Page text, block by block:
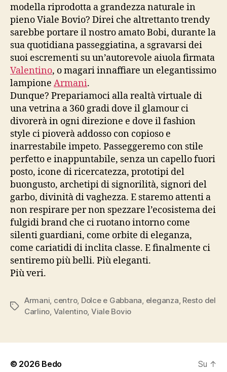
modella riprodotta a grandezza naturale in
pieno Viale Bovio? Direi che altrettanto trendy
sarebbe portare il nostro amato Bobi, durante la
sua quotidiana passeggiatina, a sgravarsi dei
suoi escrementi su un’autorevole aiuola firmata
Valentino, o magari innaffiare un elegantissimo
lampione Armani.
Dunque? Prepariamoci alla realtà virtuale di
una vetrina a 360 gradi dove il glamour ci
divorerà in ogni direzione e dove il fashion
style ci pioverà addosso con copioso e
inarrestabile impeto. Passeggeremo con stile
perfetto e inappuntabile, senza un capello fuori
posto, icone di ricercatezza, prototipi del
buongusto, archetipi di signorilità, signori del
garbo, divinità di vaghezza. E staremo attenti a
non respirare per non spezzare l’ecosistema dei
fulgidi brand che ci ruotano intorno come
silenti guardiani, come orbite di eleganza,
come cariatidi di inclita classe. E finalmente ci
sentiremo più belli. Più eleganti.
Più veri.
Tag
Armani centro, Dolce e Gabbana eleganza Resto del
Carlino Valentino, Viale Bovio
© 2026 Bedo Su ↑